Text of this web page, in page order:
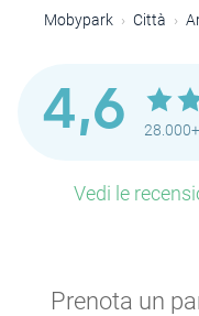
Mobypark Città
4,6
Vedi le
Prenota un